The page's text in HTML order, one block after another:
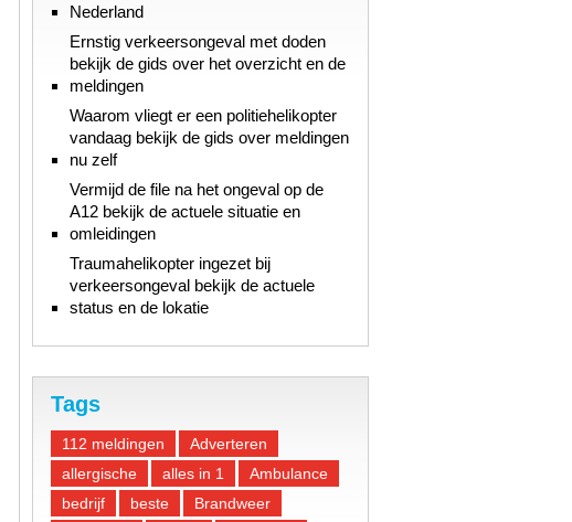
Nederland
Ernstig verkeersongeval met doden
bekijk de gids over het overzicht en de
meldingen
Waarom vliegt er een politiehelikopter
vandaag bekijk de gids over meldingen
nu zelf
Vermijd de file na het ongeval op de
A12 bekijk de actuele situatie en
omleidingen
Traumahelikopter ingezet bij
verkeersongeval bekijk de actuele
status en de lokatie
Tags
112 meldingen
Adverteren
allergische
alles in 1
Ambulance
bedrijf
beste
Brandweer